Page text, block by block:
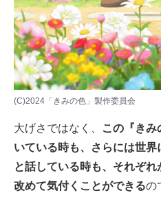
(C)2024「きみの色」製作委員会
大げさではなく、
この『きみ
いている時も、さらには世
と話している時も、それぞれ
改めて気付くことができるの